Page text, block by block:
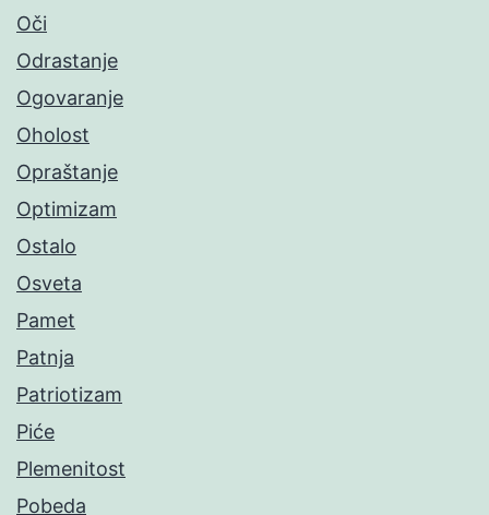
Oči
Odrastanje
Ogovaranje
Oholost
Opraštanje
Optimizam
Ostalo
Osveta
Pamet
Patnja
Patriotizam
Piće
Plemenitost
Pobeda